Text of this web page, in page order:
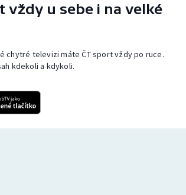
vždy u sebe i na velké
chytré televizi máte ČT sport vždy po ruce.
kdekoli a kdykoli.